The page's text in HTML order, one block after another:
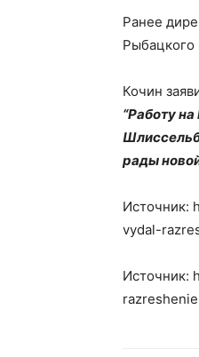
Ранее
Рыбацкого
Кочин
“Работу
рады
Источник:
vydal-
Источник: